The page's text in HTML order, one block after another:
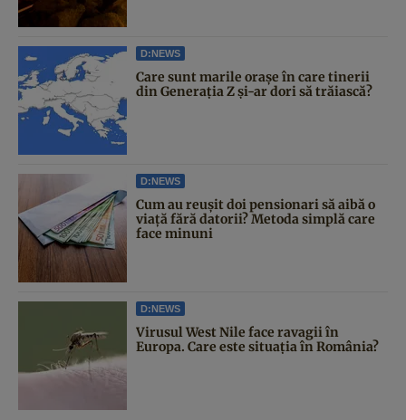
D:NEWS
Care sunt marile orașe în care tinerii
din Generația Z și-ar dori să trăiască?
D:NEWS
Cum au reușit doi pensionari să aibă o
viață fără datorii? Metoda simplă care
face minuni
D:NEWS
Virusul West Nile face ravagii în
Europa. Care este situația în România?